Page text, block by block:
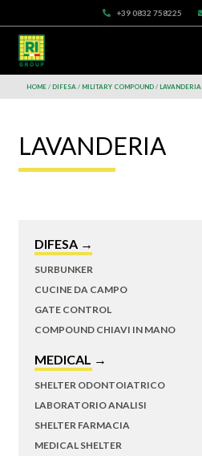
+39 0832 758225
HOME DIFESA MILITARY COMPOUND LAVANDERIA
LAVANDERIA
DIFESA →
SURBUNKER
CUCINE DA CAMPO
GATE CONTROL
COMPOUND CHIAVI IN MANO
MEDICAL →
SHELTER ODONTOIATRICO
LABORATORIO ANALISI
SHELTER FARMACIA
MEDICAL SHELTER